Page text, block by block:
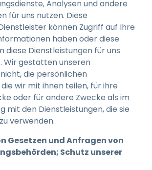
Analysen und andere
für uns nutzen. Diese
können Zugriff auf Ihre
haben oder diese
diese Dienstleistungen für uns
Wir gestatten unseren
die persönlichen
wir mit ihnen teilen, für ihre
oder für andere Zwecke als im
mit den Dienstleistungen, die sie
verwenden.
Gesetzen und Anfragen von
Schutz unserer